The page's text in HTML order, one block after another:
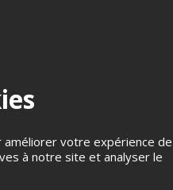
Les trésors méconnus du
avec la Maison MONA
(activité à vélo)
améliorer votre expérience de
à notre site et analyser le